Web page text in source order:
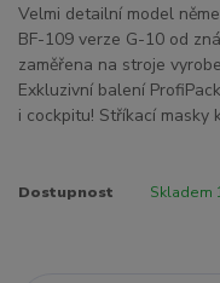
Velmi detailní model
BF-109 verze G-10 od
zaměřena na stroje
Exkluzivní balení
i cockpitu! Stříkací masky
Dostupnost Skladem